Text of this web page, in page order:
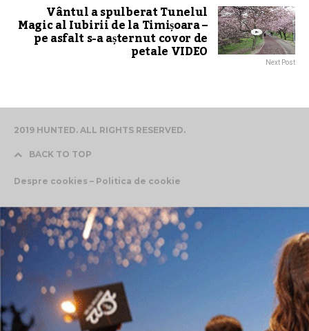
Vântul a spulberat Tunelul
Magic al Iubirii de la Timișoara –
pe asfalt s-a așternut covor de
petale VIDEO Next Post
2019 HUNTED. ALL RIGHTS RESERVED.
BACK TO TOP
Despre cookies – Politica de cookie